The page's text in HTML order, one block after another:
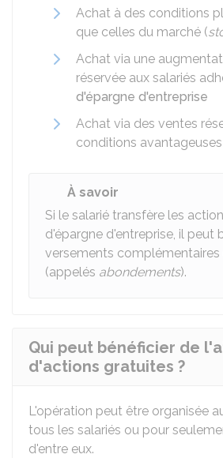
Achat à des conditions
que celles du marché (
Achat via une
réservée aux salariés
d'épargne d'entreprise
Achat via des ventes
conditions avantageuses
À savoir
Si le salarié transfère les
d'épargne d'entreprise, il peut
versements
(appelés abondements).
Qui peut bénéficier de
d'actions gratuites ?
L'opération peut être organisée
tous les salariés ou pour
d'entre eux.